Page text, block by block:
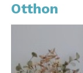
Otthon